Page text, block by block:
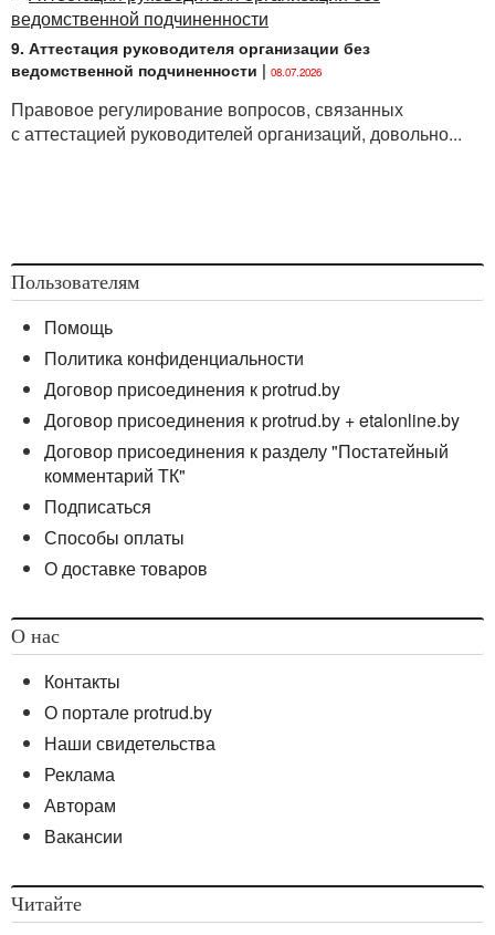
9. Аттестация руководителя организации без
ведомственной подчиненности | 08.07.2026
Правовое регулирование вопросов, связанных
с аттестацией руководителей организаций, довольно...
Пользователям
Помощь
Политика конфиденциальности
Договор присоединения к protrud.by
Договор присоединения к protrud.by + etalonline.by
Договор присоединения к разделу "Постатейный
комментарий ТК"
Подписаться
Способы оплаты
О доставке товаров
О нас
Контакты
О портале protrud.by
Наши свидетельства
Реклама
Авторам
Вакансии
Читайте